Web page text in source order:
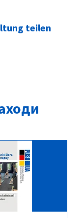
teilen